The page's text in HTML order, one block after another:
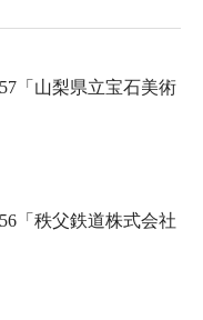
「山梨県立宝石美術
「秩父鉄道株式会社